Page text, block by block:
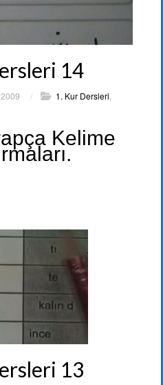
14
/ 1. Kur Dersleri,
Kelime
13